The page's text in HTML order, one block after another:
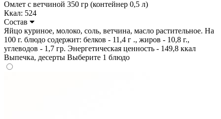
Омлет с ветчиной 350 гр (контейнер 0,5 л)
Ккал: 524
Состав
Яйцо куриное, молоко, соль, ветчина, масло растительное. На
100 г. блюдо содержит: белков - 11,4 г ., жиров - 10,8 г.,
углеводов - 1,7 гр. Энергетическая ценность - 149,8 ккал
Выпечка, десерты Выберите 1 блюдо